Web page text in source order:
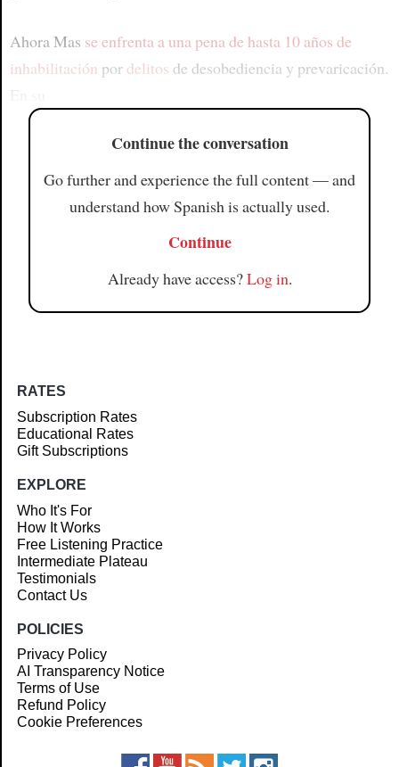
Ahora Mas se enfrenta a una penade hasta 10 años de
inhabilitación por delitos de desobediencia y prevaricación.
Continue the conversation
Go further and experience the full content — and
understand how Spanish is actually used.
Continue
Already have access?Log in.
RATES
Subscription Rates
Educational Rates
Gift Subscriptions
EXPLORE
Who It's For
How It Works
Free Listening Practice
Intermediate Plateau
Testimonials
Contact Us
POLICIES
Privacy Policy
AI Transparency Notice
Terms of Use
Refund Policy
Cookie Preferences